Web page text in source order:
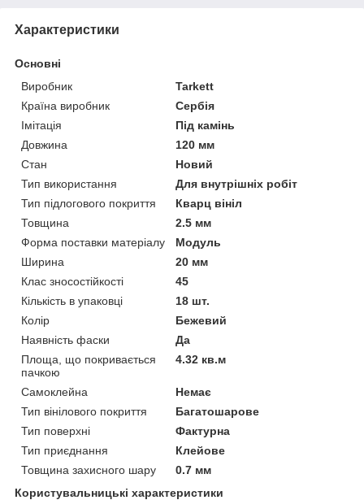
Характеристики
Основні
Виробник
Tarkett
Країна виробник
Сербія
Імітація
Під камінь
Довжина
120 мм
Стан
Новий
Тип використання
Для внутрішніх робіт
Тип підлогового покриття
Кварц вініл
Товщина
2.5 мм
Форма поставки матеріалу
Модуль
Ширина
20 мм
Клас зносостійкості
45
Кількість в упаковці
18 шт.
Колір
Бежевий
Наявність фаски
Да
Площа, що покривається
пачкою
4.32 кв.м
Самоклейна
Немає
Тип вінілового покриття
Багатошарове
Тип поверхні
Фактурна
Тип приєднання
Клейове
Товщина захисного шару
0.7 мм
Користувальницькі характеристики